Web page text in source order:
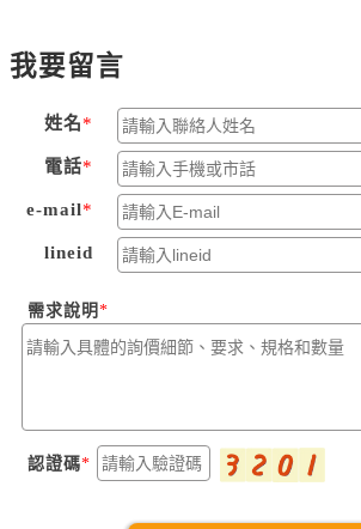
我要留言
需求說明
認證碼
姓名
電話
e-mail
lineid